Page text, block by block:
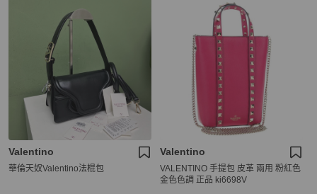
Valentino
華倫天奴Valentino法棍包
Valentino
VALENTINO 手提包 皮革 兩用 粉紅色
金色色調 正品 ki6698V